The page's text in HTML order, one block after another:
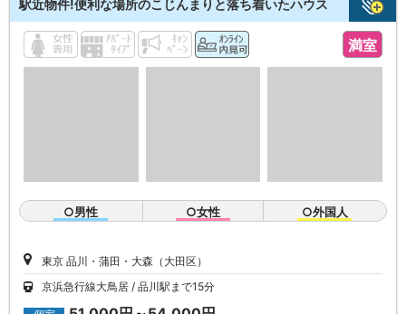
駅近物件!便利な場所のこじんまりと落ち着いたハウス
満室
○男性 ○女性 ○外国人
東京 品川・蒲田・大森（大田区）
京浜急行線大鳥居
品川駅まで15分